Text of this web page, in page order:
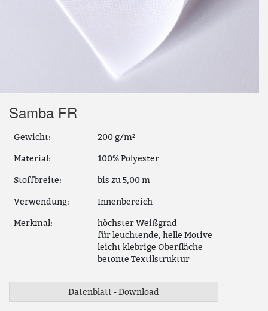
Samba FR
Gewicht: 200 g/m²
Material: 100% Polyester
Stoffbreite: bis zu 5,00 m
Verwendung: Innenbereich
Merkmal:
höchster Weißgrad
für leuchtende, helle Motive
leicht klebrige Oberfläche
betonte Textilstruktur
Datenblatt - Download